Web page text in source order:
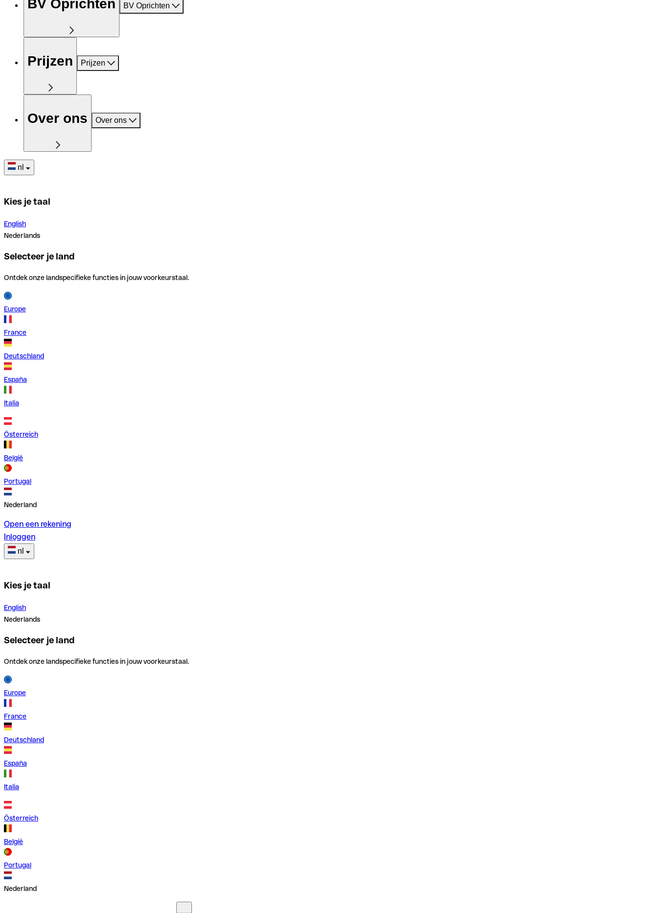
BV Oprichten BV Oprichten
Prijzen Prijzen
Over ons Over ons
nl
Kies je taal
English
Nederlands
Selecteer je land
Ontdek onze landspecifieke functies in jouw voorkeurstaal.
Europe
France
Deutschland
España
Italia
Österreich
België
Portugal
Nederland
Open een rekening
Inloggen
nl
Kies je taal
English
Nederlands
Selecteer je land
Ontdek onze landspecifieke functies in jouw voorkeurstaal.
Europe
France
Deutschland
España
Italia
Österreich
België
Portugal
Nederland